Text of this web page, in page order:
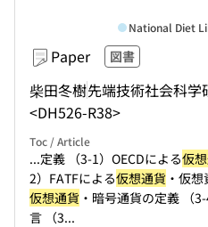
Paper 図書
柴田冬樹先端技術社会科学
<DH526-R38>
National Diet
Toc / Article
...定義 （3-1）OECDによる仮
2）FATFによる仮想通貨 ・仮
仮想通貨 ・暗号通貨の定義 （
言 （3...